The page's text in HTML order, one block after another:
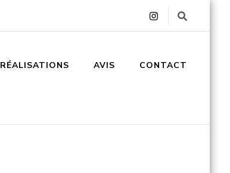
RÉALISATIONS AVIS CONTACT